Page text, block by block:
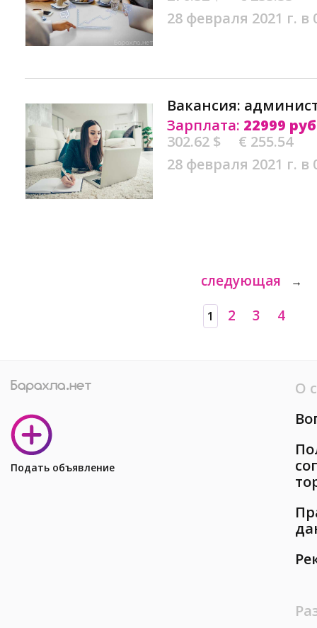
28 февраля 2021 г. в
Вакансия:
Зарплата: 22999
302.62 $
€ 255.54
28 февраля 2021 г. в
следующая →
1 2 3 4
Подать объявление
О